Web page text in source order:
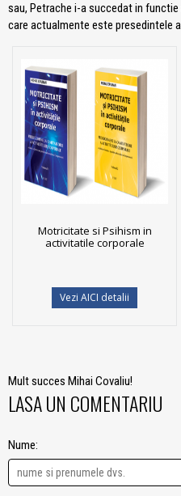
sau, Petrache i-a succedat in
care actualmente este presedintele
Motricitate si Psihism in
activitatile corporale
Vezi AICI detalii
Mult succes Mihai Covaliu!
LASA UN COMENTARIU
Nume: